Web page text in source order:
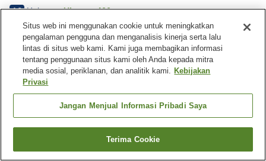
4.3 Hebat Ulasan:466
Fasilitas properti
Tempat parkir
Mandi jet
Sauna
Spa / Salon kecantikan
Jepang Hokkaido
Kota Mombetsu
Mombetsu Prince Hotel
Cari kamar
Situs web ini menggunakan cookie untuk meningkatkan
pengalaman pengguna dan menganalisis kinerja serta lalu
lintas di situs web kami. Kami juga membagikan informasi
tentang penggunaan situs kami oleh Anda kepada mitra
media sosial, periklanan, dan analitik kami. Kebijakan
Privasi
Jangan Menjual Informasi Pribadi Saya
Terima Cookie